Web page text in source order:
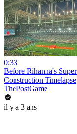
0:33
Before Rihanna's
Construction Timelapse
ThePostGame
il y a 3 ans